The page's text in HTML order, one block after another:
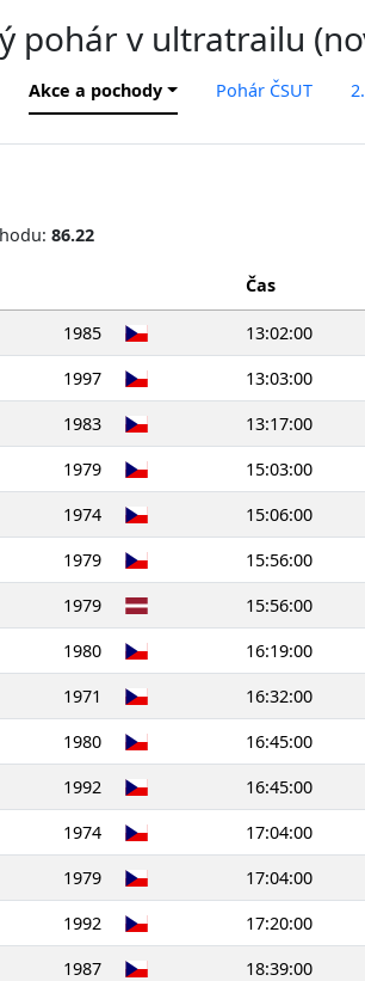
pohár v ultratrailu
Akce a pochody Pohár ČSUT
86.22
Čas
1985 13:02:00
1997 13:03:00
1983 13:17:00
1979 15:03:00
1974 15:06:00
1979 15:56:00
1979 15:56:00
1980 16:19:00
1971 16:32:00
1980 16:45:00
1992 16:45:00
1974 17:04:00
1979 17:04:00
1992 17:20:00
1987 18:39:00